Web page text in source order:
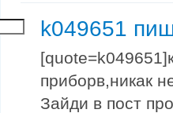
k049651
приборв,никак
Зайди в пост